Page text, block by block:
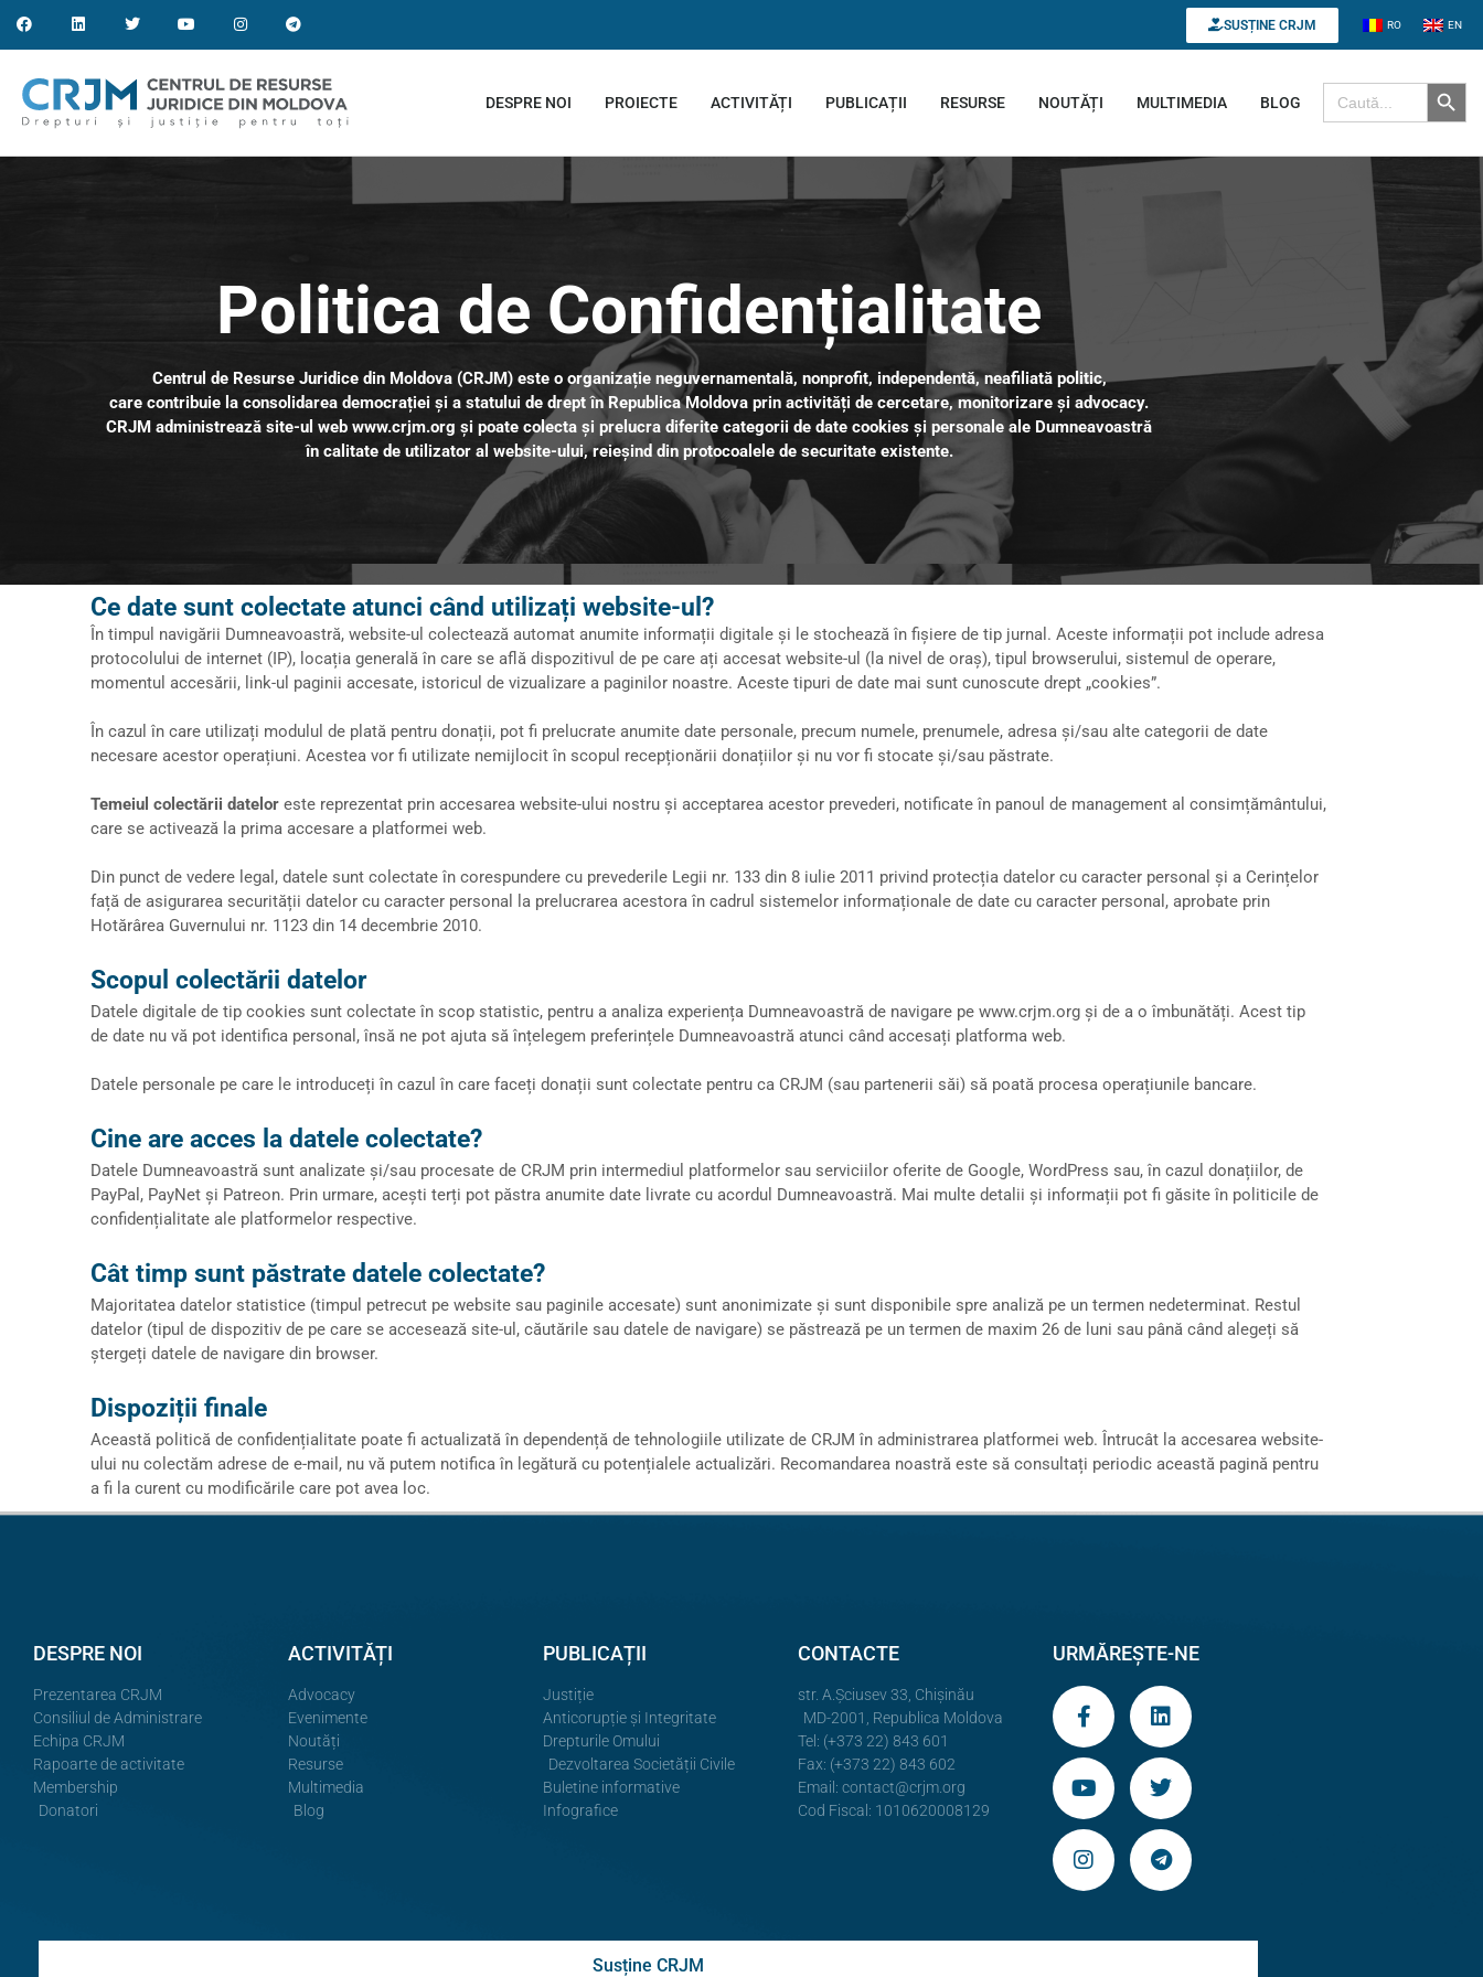
SUSȚINE CRJM RO EN
DESPRE NOI PROIECTE ACTIVITĂȚI PUBLICAȚII RESURSE NOUTĂȚI MULTIMEDIA BLOG
Search for: Search
Politica de Confidențialitate
Centrul de Resurse Juridice din Moldova (CRJM) este o organizație neguvernamentală, nonprofit, independentă, neafiliată politic,
care contribuie la consolidarea democrației și a statului de drept în Republica Moldova prin activități de cercetare,monitorizare și advocacy.
CRJM administrează site-ul web www.crjm.org și poate colecta și prelucra diferite categorii de date cookies și personale ale Dumneavoastră
în calitate de utilizator al website-ului, reieșind din protocoalele de securitate existente.
Ce date sunt colectate atunci când utilizați website-ul?
În timpul navigării Dumneavoastră, website-ul colectează automat anumite informații digitale și le stochează în fișiere de tip jurnal. Aceste informații pot include adresa
protocolului de internet (IP), locația generală în care se află dispozitivul de pe care ați accesat website-ul (la nivel de oraș), tipul browserului, sistemul de operare,
momentul accesării, link-ul paginii accesate, istoricul de vizualizare a paginilor noastre. Aceste tipuri de date mai sunt cunoscute drept „cookies”.
În cazul în care utilizați modulul de plată pentru donații, pot fi prelucrate anumite date personale, precum numele, prenumele, adresa și/sau alte categorii de date
necesare acestor operațiuni. Acestea vor fi utilizate nemijlocit în scopul recepționării donațiilor și nu vor fi stocate și/sau păstrate.
Temeiul colectării datelor este reprezentat prin accesarea website-ului nostru și acceptarea acestor prevederi, notificate în panoul de management al consimțământului,
care se activează la prima accesare a platformei web.
Din punct de vedere legal, datele sunt colectate în corespundere cu prevederile Legii nr. 133 din 8 iulie 2011 privind protecția datelor cu caracter personal și a Cerințelor
față de asigurarea securității datelor cu caracter personal la prelucrarea acestora în cadrul sistemelor informaționale de date cu caracter personal, aprobate prin
Hotărârea Guvernului nr. 1123 din 14 decembrie 2010.
Scopul colectării datelor
Datele digitale de tip cookies sunt colectate în scop statistic, pentru a analiza experiența Dumneavoastră de navigare pe www.crjm.org și de a o îmbunătăți. Acest tip
de date nu vă pot identifica personal, însă ne pot ajuta să înțelegem preferințele Dumneavoastră atunci când accesați platforma web.
Datele personale pe care le introduceți în cazul în care faceți donații sunt colectate pentru ca CRJM (sau partenerii săi) să poată procesa operațiunile bancare.
Cine are acces la datele colectate?
Datele Dumneavoastră sunt analizate și/sau procesate de CRJM prin intermediul platformelor sau serviciilor oferite de Google, WordPress sau, în cazul donațiilor, de
PayPal, PayNet și Patreon. Prin urmare, acești terți pot păstra anumite date livrate cu acordul Dumneavoastră. Mai multe detalii și informații pot fi găsite în politicile de
confidențialitate ale platformelor respective.
Cât timp sunt păstrate datele colectate?
Majoritatea datelor statistice (timpul petrecut pe website sau paginile accesate) sunt anonimizate și sunt disponibile spre analiză pe un termen nedeterminat. Restul
datelor (tipul de dispozitiv de pe care se accesează site-ul, căutările sau datele de navigare) se păstrează pe un termen de maxim 26 de luni sau până când alegeți să
ștergeți datele de navigare din browser.
Dispoziții finale
Această politică de confidențialitate poate fi actualizată în dependență de tehnologiile utilizate de CRJM în administrarea platformei web. Întrucât la accesarea website-
ului nu colectăm adrese de e-mail, nu vă putem notifica în legătură cu potențialele actualizări. Recomandarea noastră este să consultați periodic această pagină pentru
a fi la curent cu modificările care pot avea loc.
DESPRE NOI
Prezentarea CRJM
Consiliul de Administrare
Echipa CRJM
Rapoarte de activitate
Membership
Donatori
ACTIVITĂȚI
Advocacy
Evenimente
Noutăți
Resurse
Multimedia
Blog
PUBLICAȚII
Justiție
Anticorupție și Integritate
Drepturile Omului
Dezvoltarea Societății Civile
Buletine informative
Infografice
CONTACTE
str. A.Şciusev 33, Chișinău
MD-2001, Republica Moldova
Tel: (+373 22) 843 601
Fax: (+373 22) 843 602
Email: contact@crjm.org
Cod Fiscal: 1010620008129
URMĂREȘTE-NE
Susține CRJM